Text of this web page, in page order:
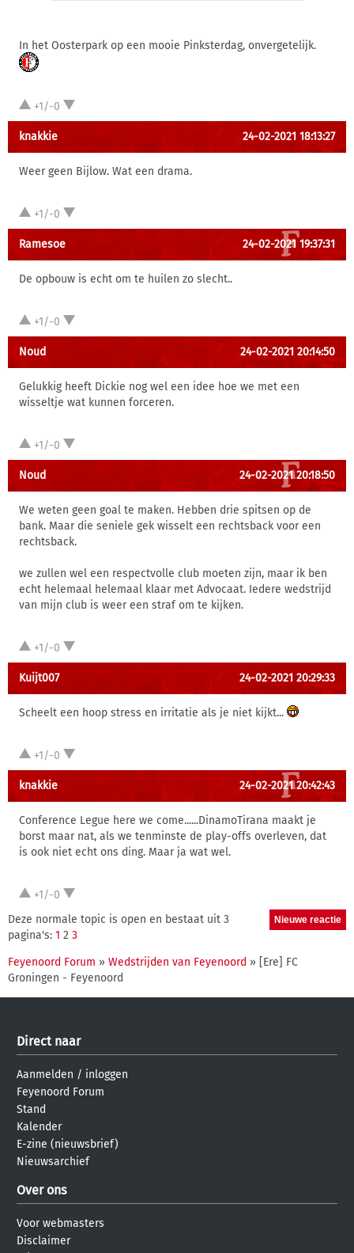
In het Oosterpark op een mooie Pinksterdag, onvergetelijk.
+1/-0
knakkie 24-02-2021 18:13:27
Weer geen Bijlow. Wat een drama.
+1/-0
Ramesoe 24-02-2021 19:37:31
De opbouw is echt om te huilen zo slecht..
+1/-0
Noud 24-02-2021 20:14:50
Gelukkig heeft Dickie nog wel een idee hoe we met een
wisseltje wat kunnen forceren.
+1/-0
Noud 24-02-2021 20:18:50
We weten geen goal te maken. Hebben drie spitsen op de
bank. Maar die seniele gek wisselt een rechtsback voor een
rechtsback.
we zullen wel een respectvolle club moeten zijn, maar ik ben
echt helemaal helemaal klaar met Advocaat. Iedere wedstrijd
van mijn club is weer een straf om te kijken.
+1/-0
Kuijt007 24-02-2021 20:29:33
Scheelt een hoop stress en irritatie als je niet kijkt...
+1/-0
knakkie 24-02-2021 20:42:43
Conference Legue here we come......DinamoTirana maakt je
borst maar nat, als we tenminste de play-offs overleven, dat
is ook niet echt ons ding. Maar ja wat wel.
+1/-0
Deze normale topic is open en bestaat uit 3
pagina's: 1 2 3
Feyenoord Forum » Wedstrijden van Feyenoord » [Ere] FC
Groningen - Feyenoord
Direct naar
Aanmelden / inloggen
Feyenoord Forum
Stand
Kalender
E-zine (nieuwsbrief)
Nieuwsarchief
Over ons
Voor webmasters
Disclaimer